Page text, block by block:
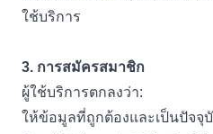
ใช้บริการ
3. การสมัครสมาชิก
ผู้ใช้บริการตกลงว่า:
ให้ข้อมูลที่ถูกต้องและเป็นปัจจุ